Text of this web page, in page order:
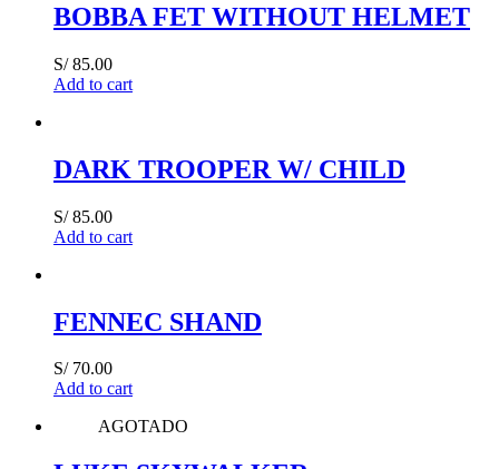
BOBBA FET WITHOUT HELMET
S/85.00
Add to cart
DARK TROOPER W/ CHILD
S/85.00
Add to cart
FENNEC SHAND
S/70.00
Add to cart
AGOTADO